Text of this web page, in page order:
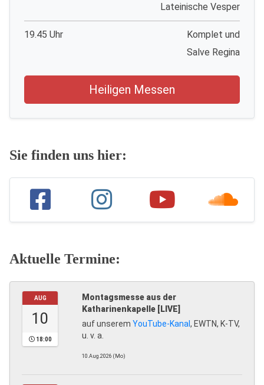
Lateinische Vesper
19.45 Uhr
Komplet und
Salve Regina
Heiligen Messen
Sie finden uns hier:
Aktuelle Termine:
AUG
10
18:00
Montagsmesse aus der
Katharinenkapelle [LIVE]
auf unserem YouTube-Kanal, EWTN, K-TV,
u. v. a.
10.Aug.2026 (Mo)